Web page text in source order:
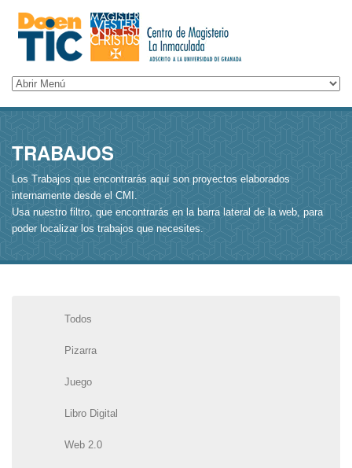
TRABAJOS
Los Trabajos que encontrarás aquí son proyectos elaborados
internamente desde el CMI.
Usa nuestro filtro, que encontrarás en la barra lateral de la web, para
poder localizar los trabajos que necesites.
Todos
Pizarra
Juego
Libro Digital
Web 2.0